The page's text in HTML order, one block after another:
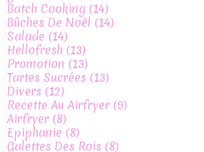
Batch Cooking (14)
Bûches De Noël (14)
Salade (14)
Hellofresh (13)
Promotion (13)
Tartes Sucrées (13)
Divers (12)
Recette Au Airfryer (9)
Airfryer (8)
Epiphanie (8)
Galettes Des Rois (8)